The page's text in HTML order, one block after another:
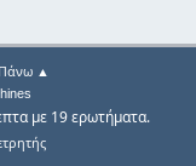
Πάνω ▲
με 19 ερωτήματα.